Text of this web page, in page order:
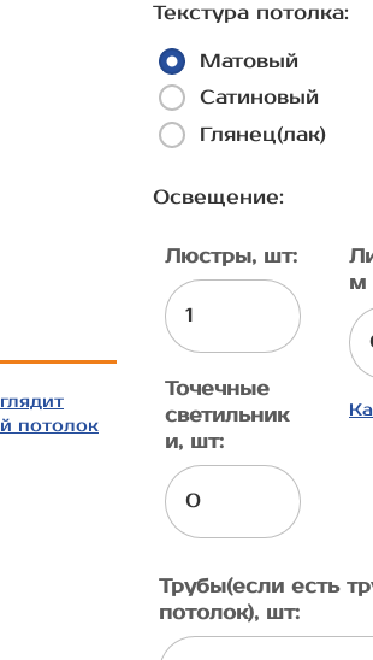
потолок
Текстура потолка:
Матовый
Сатиновый
Глянец(лак)
Освещение:
Люстры, шт:
Точечные
светильник
и, шт:
м
Трубы(если есть
потолок), шт: